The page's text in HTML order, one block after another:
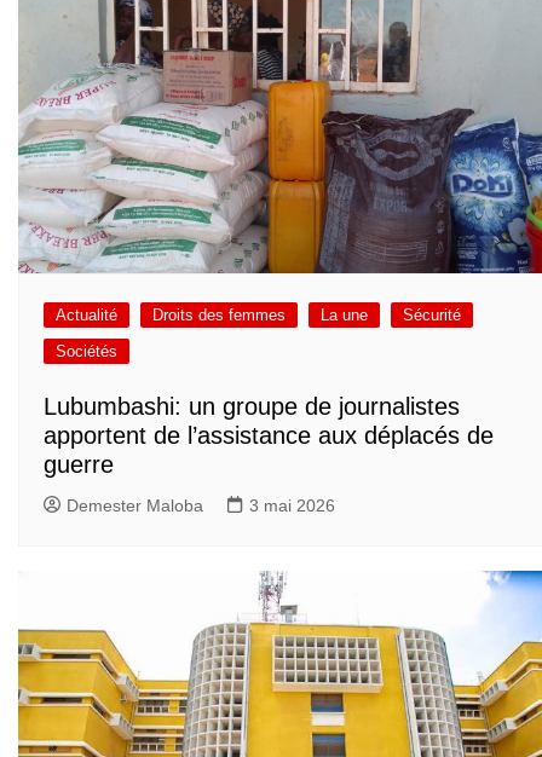
Actualité Droits des femmes La une
Sécurité
Sociétés
Lubumbashi: un groupe de journalistes
apportent de l’assistance aux déplacés de
guerre
Demester Maloba 3 mai 2026